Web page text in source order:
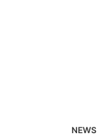
NEWS